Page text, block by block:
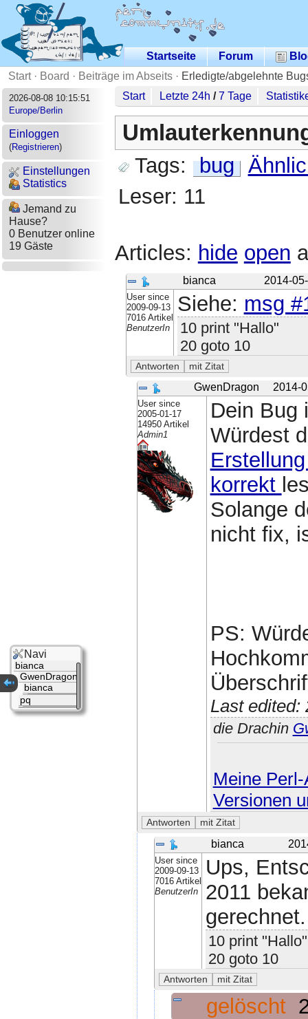
Startseite Forum
Start· Board · Beiträge im Abseits · Erledigte/abgelehnte
2026-08-08 10:15:51
Europe/Berlin
Einloggen
(Registrieren)
Einstellungen
Statistics
Jemand zu
Hause?
0 Benutzer online
19 Gäste
Start Letzte 24h /7 Tage
Tags: bug
Leser: 11
Articles: hide open
bianca 2014-
User since
2009-09-13
7016 Artikel
BenutzerIn
Siehe: msg
10 print "Hallo"
20 goto 10
GwenDragon 2014-
User since
2005-01-17
14950 Artikel
Admin1
Dein Bug
Würdest
korrekt
Solange
nicht fix,
PS:
Last edited:
die Drachin
Meine
Versionen
bianca
User since
2009-09-13
7016 Artikel
BenutzerIn
Ups,
2011
gerechnet.
10 print "Hallo"
20 goto 10
gelöscht
Navi
bianca
GwenDragon
bianca
pq